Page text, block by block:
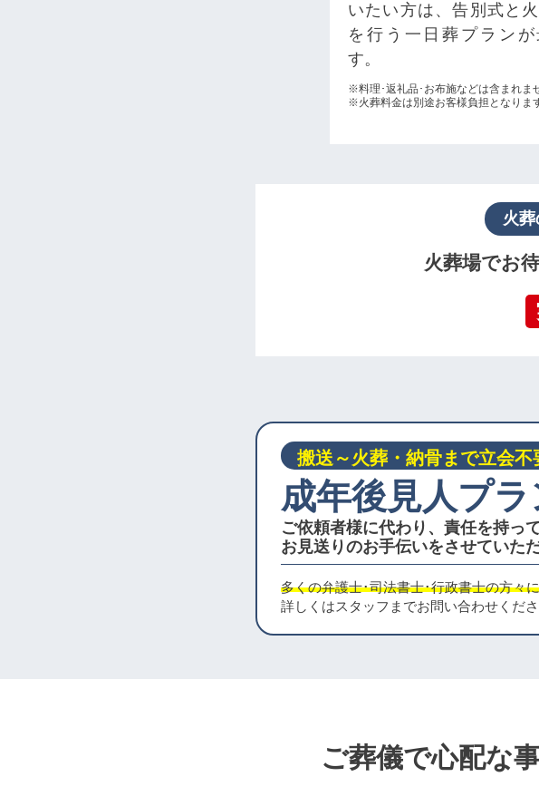
いたい方は、告別式と
を行う一日葬プラン
す。
※料理･返礼品･お布施などは含まれま
※火葬料金は別途お客様負担となりま
火
火葬場でお
搬送～火葬・納骨まで立会不
成年後見人プラ
ご依頼者様に代わり、責任を持っ
お見送りのお手伝いをさせていた
多くの弁護士･司法書士･行政書士の方々
詳しくはスタッフまでお問い合わせくださ
ご葬儀で心配な